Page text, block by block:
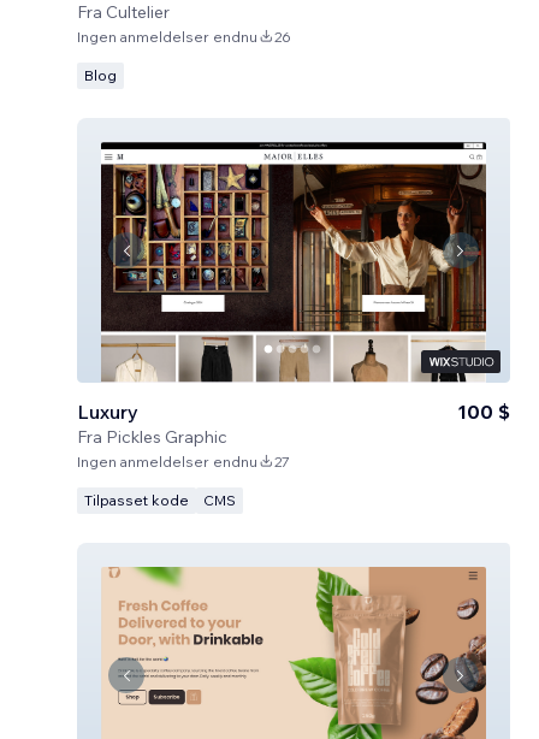
Fra Cultelier
Ingen anmeldelser endnu 26
Blog
Luxury
Fra Pickles Graphic
100 $
Ingen anmeldelser endnu 27
Tilpasset kode CMS